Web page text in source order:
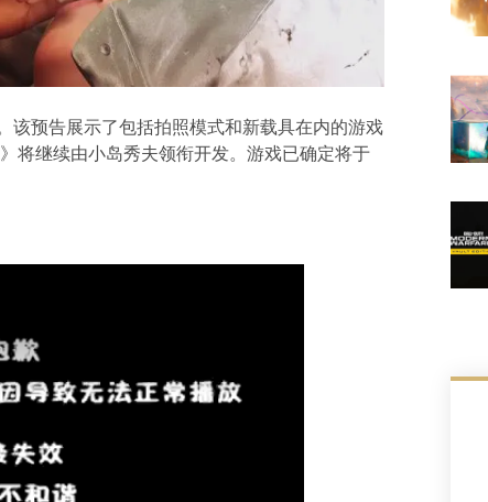
该预告展示了包括拍照模式和新载具在内的游戏
将继续由小岛秀夫领衔开发。游戏已确定将于